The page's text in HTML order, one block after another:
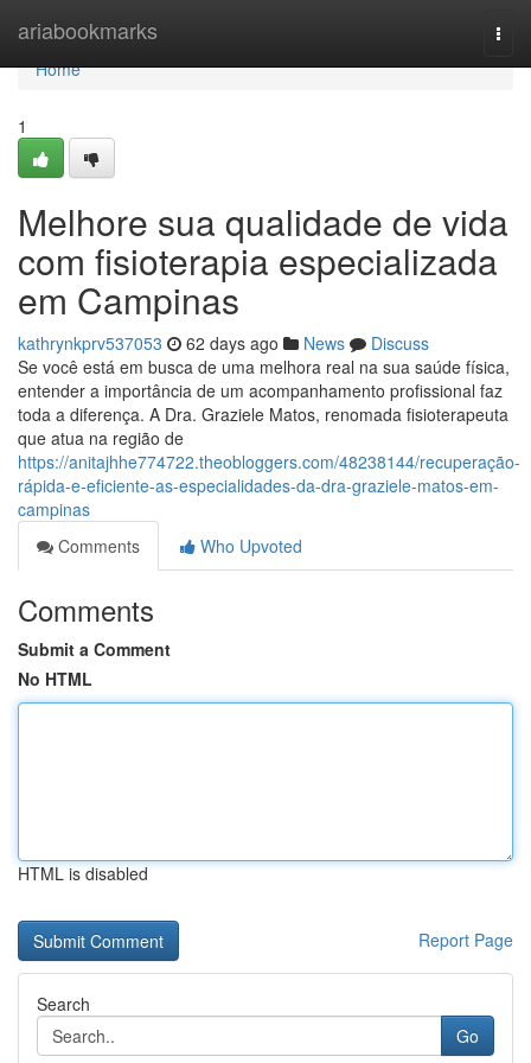
ariabookmarks
Home
Home
1
Melhore sua qualidade de vida
com fisioterapia especializada
em Campinas
kathrynkprv537053 62 days ago News
Discuss
Se você está em busca de uma melhora real na sua saúde física,
entender a importância de um acompanhamento profissional faz
toda a diferença. A Dra. Graziele Matos, renomada fisioterapeuta
que atua na região de
https://anitajhhe774722.theobloggers.com/48238144/recuperação-
rápida-e-eficiente-as-especialidades-da-dra-graziele-matos-em-
campinas
Comments
Who Upvoted
Comments
Submit a Comment
No HTML
HTML is disabled
Report Page
Search
Go